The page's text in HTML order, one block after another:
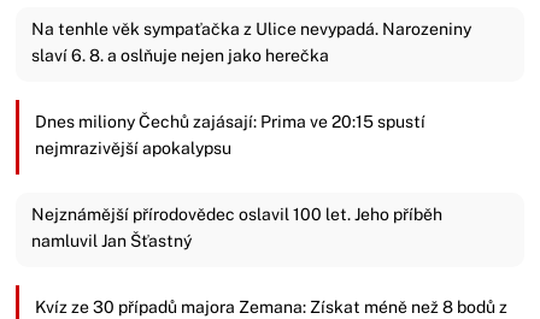
Na tenhle věk sympaťačka z Ulice nevypadá. Narozeniny
slaví 6. 8. a oslňuje nejen jako herečka
Dnes miliony Čechů zajásají: Prima ve 20:15 spustí
nejmrazivější apokalypsu
Nejznámější přírodovědec oslavil 100 let. Jeho příběh
namluvil Jan Šťastný
Kvíz ze 30 případů majora Zemana: Získat méně než 8 bodů z